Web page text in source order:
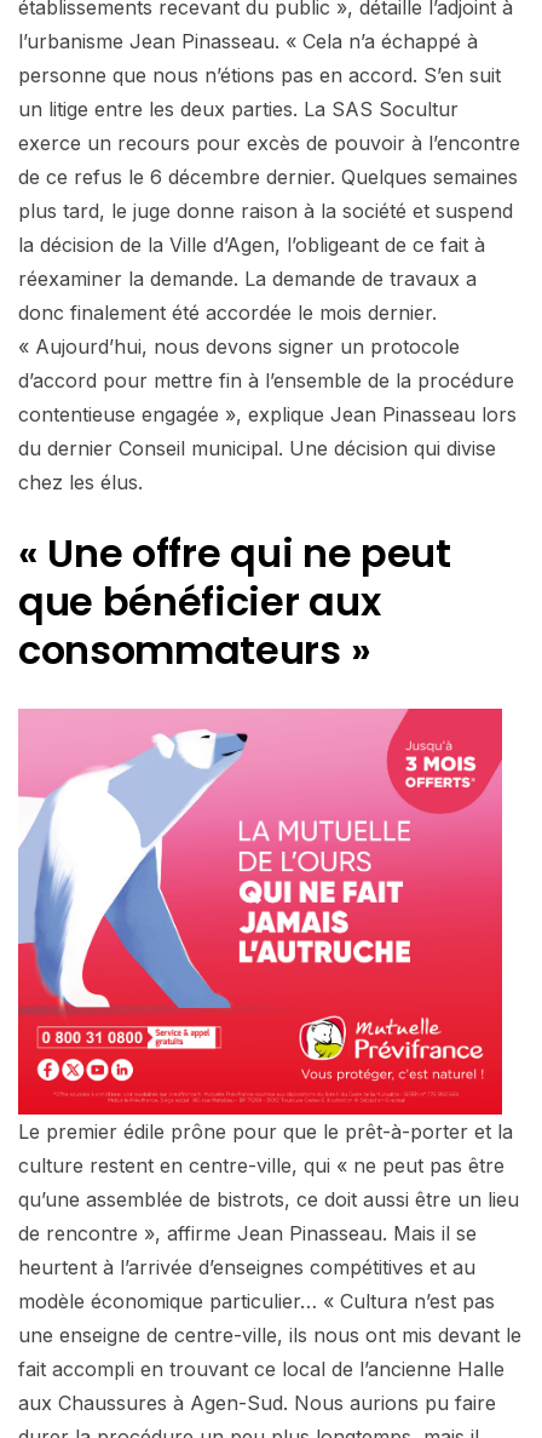
établissements recevant du public », détaille l’adjoint à
l’urbanisme Jean Pinasseau. « Cela n’a échappé à
personne que nous n’étions pas en accord. S’en suit
un litige entre les deux parties. La SAS Socultur
exerce un recours pour excès de pouvoir à l’encontre
de ce refus le 6 décembre dernier. Quelques semaines
plus tard, le juge donne raison à la société et suspend
la décision de la Ville d’Agen, l’obligeant de ce fait à
réexaminer la demande. La demande de travaux a
donc finalement été accordée le mois dernier.
« Aujourd’hui, nous devons signer un protocole
d’accord pour mettre fin à l’ensemble de la procédure
contentieuse engagée », explique Jean Pinasseau lors
du dernier Conseil municipal. Une décision qui divise
chez les élus.
« Une offre qui ne peut
que bénéficier aux
consommateurs »
Le premier édile prône pour que le prêt-à-porter et la
culture restent en centre-ville, qui « ne peut pas être
qu’une assemblée de bistrots, ce doit aussi être un lieu
de rencontre », affirme Jean Pinasseau. Mais il se
heurtent à l’arrivée d’enseignes compétitives et au
modèle économique particulier… « Cultura n’est pas
une enseigne de centre-ville, ils nous ont mis devant le
fait accompli en trouvant ce local de l’ancienne Halle
aux Chaussures à Agen-Sud. Nous aurions pu faire